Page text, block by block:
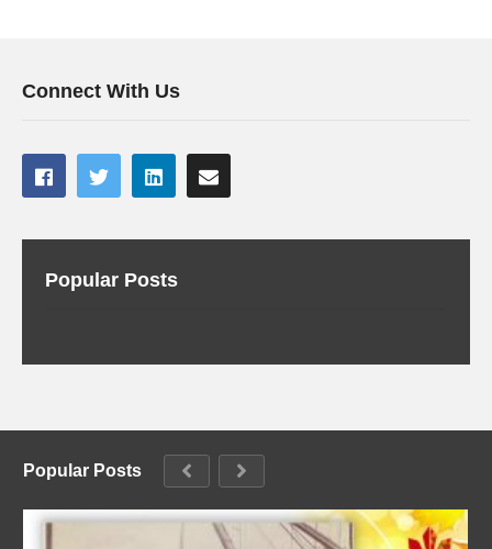
Connect With Us
Popular Posts
Popular Posts